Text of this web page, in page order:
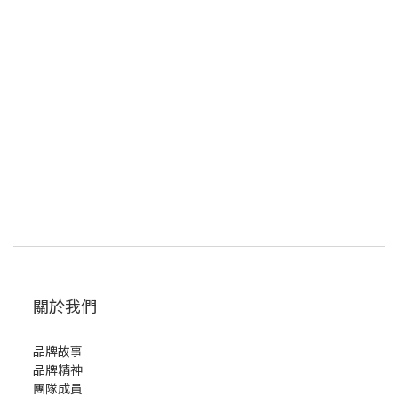
關於我們
品牌故事
品牌精神
團隊成員